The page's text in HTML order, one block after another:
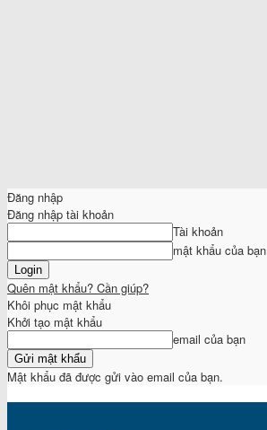
Đăng nhập
Đăng nhập tài khoản
Tài khoản
mật khẩu của bạn
Quên mật khẩu? Cần giúp?
Khôi phục mật khẩu
Khởi tạo mật khẩu
email của bạn
Mật khẩu đã được gửi vào email của bạn.